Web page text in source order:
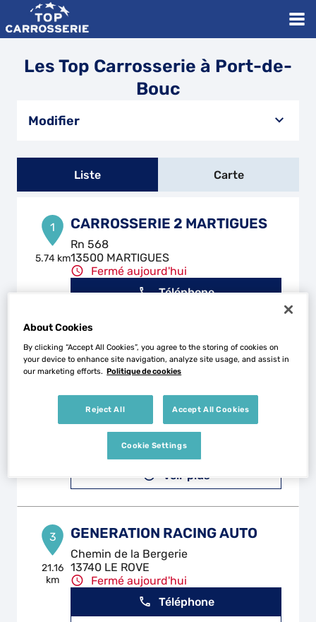
Les Top Carrosserie à Port-de-
Bouc
Modifier
Liste Carte
1
5.74 km
CARROSSERIE 2 MARTIGUES
Rn 568
13500 MARTIGUES
Fermé aujourd'hui
Téléphone
km
BJL AUTO
Route du Jai
13220 CHATEAUNEUF-LES-MARTIGUES
Ouvert 08:00 - 12:00
Téléphone
Voir plus
3
21.16
km
GENERATION RACING AUTO
Chemin de la Bergerie
13740 LE ROVE
Fermé aujourd'hui
Téléphone
About Cookies
By clicking “Accept All Cookies”, you agree to the storing of cookies on
your device to enhance site navigation, analyze site usage, and assist in
our marketing efforts. Politique de cookies
Reject All Accept All Cookies
Cookie Settings